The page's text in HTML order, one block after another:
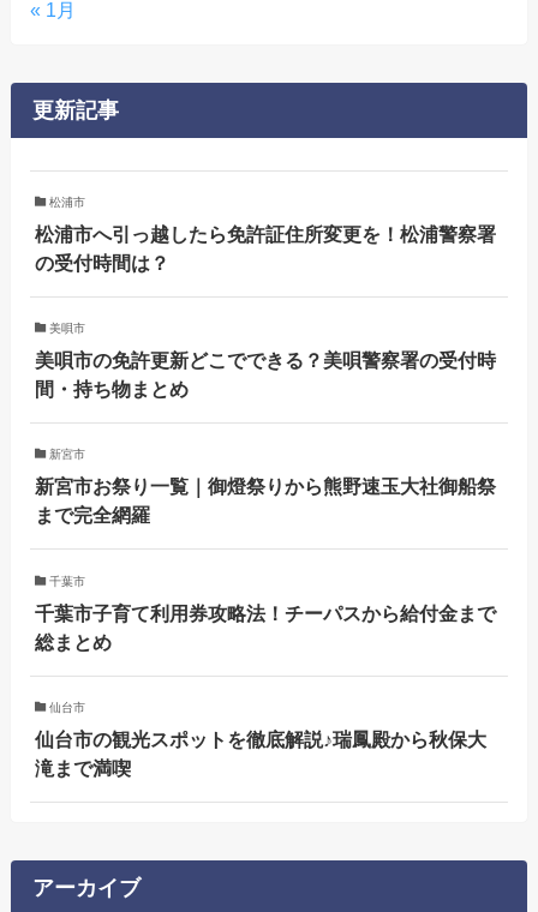
« 1月
更新記事
松浦市
松浦市へ引っ越したら免許証住所変更を！松浦警察署
の受付時間は？
美唄市
美唄市の免許更新どこでできる？美唄警察署の受付時
間・持ち物まとめ
新宮市
新宮市お祭り一覧｜御燈祭りから熊野速玉大社御船祭
まで完全網羅
千葉市
千葉市子育て利用券攻略法！チーパスから給付金まで
総まとめ
仙台市
仙台市の観光スポットを徹底解説♪瑞鳳殿から秋保大
滝まで満喫
アーカイブ